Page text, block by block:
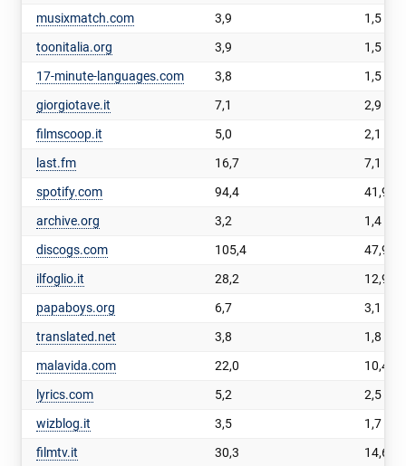
musixmatch.com
3,9
1,5
toonitalia.org
3,9
1,5
17-minute-languages.com
3,8
1,5
giorgiotave.it
7,1
2,9
filmscoop.it
5,0
2,1
last.fm
16,7
7,1
spotify.com
94,4
41,9
archive.org
3,2
1,4
discogs.com
105,4
47,9
ilfoglio.it
28,2
12,9
papaboys.org
6,7
3,1
translated.net
3,8
1,8
malavida.com
22,0
10,4
lyrics.com
5,2
2,5
wizblog.it
3,5
1,7
filmtv.it
30,3
14,6